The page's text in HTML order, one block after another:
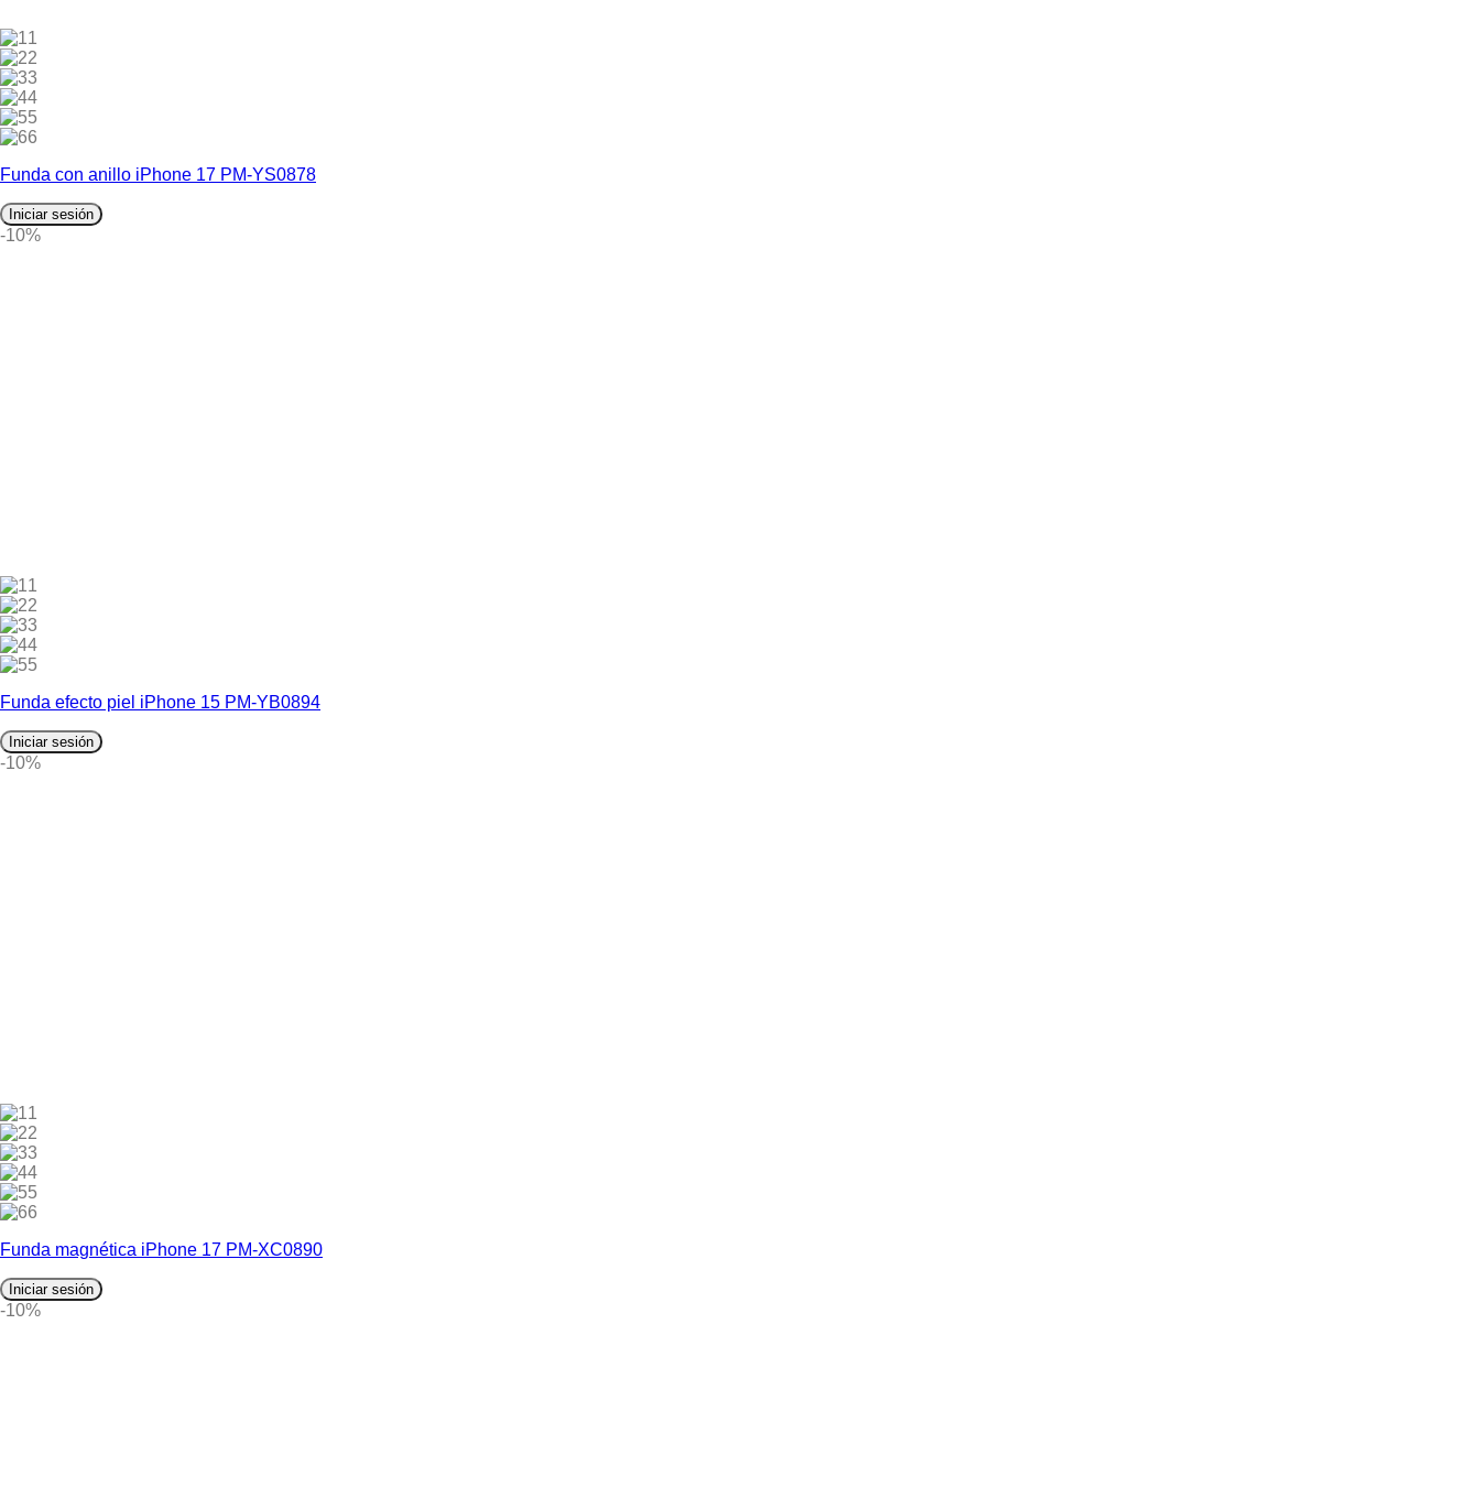
1
2
3
4
5
6
Funda con anillo iPhone 17 PM-YS0878
Iniciar sesión
-10%
1
2
3
4
5
Funda efecto piel iPhone 15 PM-YB0894
Iniciar sesión
-10%
1
2
3
4
5
6
Funda magnética iPhone 17 PM-XC0890
Iniciar sesión
-10%